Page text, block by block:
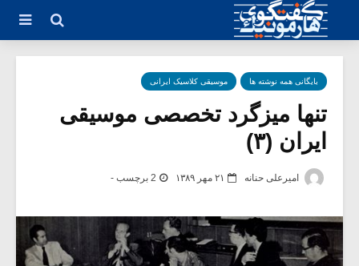
بایگانی همه نوشته ها موسیقی کلاسیک ایرانی
تنها میزگرد تخصصی موسیقی
ایران (۳)
امیرعلی حنانه ۲۱ مهر ۱۳۸۹ 2 برچسب -